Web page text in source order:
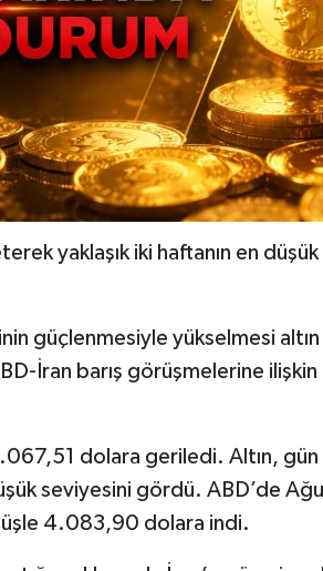
yaklaşık iki haftanın en düşük
güçlenmesiyle yükselmesi altın
İran barış görüşmelerine ilişkin
dolara geriledi. Altın,
seviyesini gördü. ABD’de
4.083,90 dolara indi.